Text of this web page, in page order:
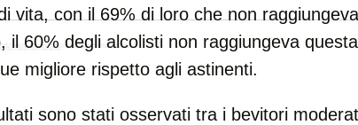
vita, con il 69% di loro che non
il 60% degli alcolisti non raggiungeva
migliore rispetto agli astinenti.
sono stati osservati tra i bevitori